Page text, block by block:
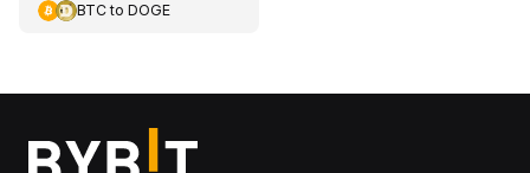
BTCto DOGE